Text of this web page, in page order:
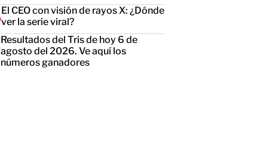
El CEO con visión de rayos X: ¿Dónde
ver la serie viral?
Resultados del Tris de hoy 6 de
agosto del 2026. Ve aquí los
números ganadores